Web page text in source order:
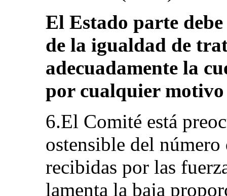
El Estado parte
de la igualdad de
adecuadamente la
por cualquier motivo
6.El Comité está
ostensible del
recibidas por las
lamenta la baja